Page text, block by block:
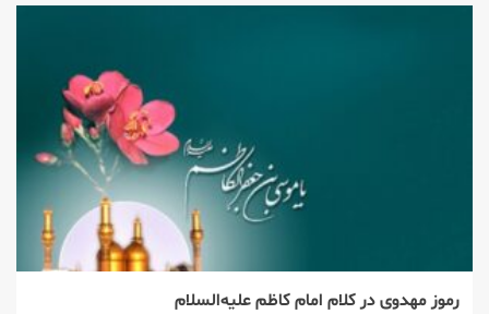
رموز مهدوی در کلام امام کاظم علیه‌السلام